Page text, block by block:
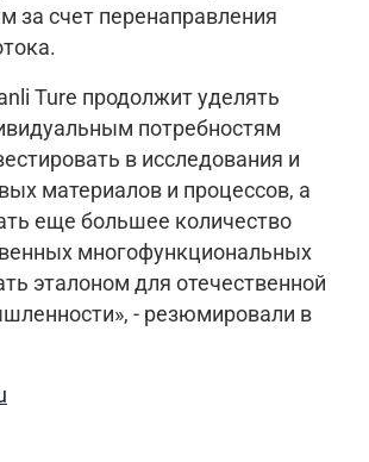
за счет перенаправления
Ture продолжит уделять
потребностям
в исследования и
материалов и процессов, а
еще большее количество
многофункциональных
эталоном для отечественной
- резюмировали в